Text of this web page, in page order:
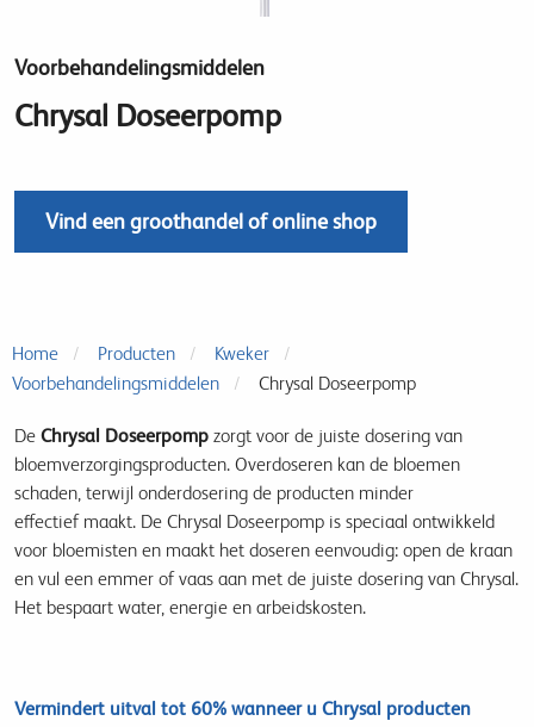
Voorbehandelingsmiddelen
Chrysal Doseerpomp
Vind een groothandel of online shop
Home Producten
Kweker
Voorbehandelingsmiddelen
Chrysal Doseerpomp
De Chrysal Doseerpomp zorgt voor de juiste dosering van
bloemverzorgingsproducten. Overdoseren kan de bloemen
schaden, terwijl onderdosering de producten minder
effectief maakt. De Chrysal Doseerpomp is speciaal ontwikkeld
voor bloemisten en maakt het doseren eenvoudig: open de kraan
en vul een emmer of vaas aan met de juiste dosering van Chrysal.
Het bespaart water, energie en arbeidskosten.
Vermindert uitval tot 60% wanneer u Chrysal producten